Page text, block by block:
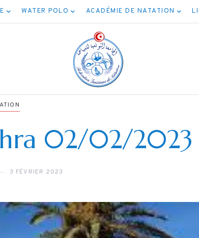
WATER POLO ACADÉMIE DE NATATION
02/02/2023
3 FÉVRIER 2023
الأصناف
27 JUILLET 2026